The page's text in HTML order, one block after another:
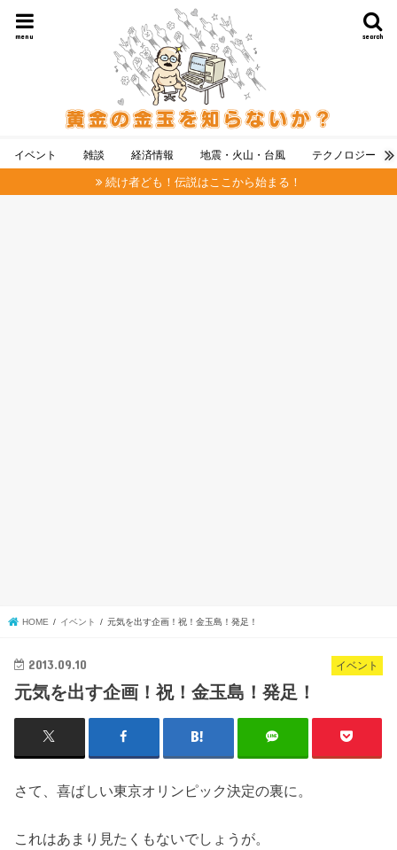
search
menu
イベント 雑談 経済情報 地震・火山・台風 テクノロジー
続け者ども！伝説はここから始まる！
HOME イベント 元気を出す企画！祝！金玉島！発足！
イベント
2013.09.10
元気を出す企画！祝！金玉島！発足！
さて、喜ばしい東京オリンピック決定の裏に。
これはあまり見たくもないでしょうが。